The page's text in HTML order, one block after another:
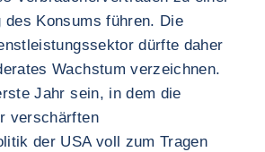
des Konsums führen. Die
dürfte daher
Wachstum verzeichnen.
Jahr sein, in dem die
verschärften
der USA voll zum Tragen